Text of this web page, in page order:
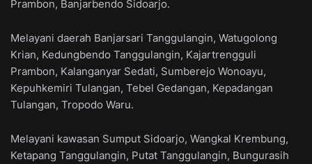
Prambon, Banjarbendo Sidoarjo.
Melayani daerah Banjarsari Tanggulangin, Watugolong
Krian, Kedungbendo Tanggulangin, Kajartrengguli
Prambon, Kalanganyar Sedati, Sumberejo Wonoayu,
Kepuhkemiri Tulangan, Tebel Gedangan, Kepadangan
Tulangan, Tropodo Waru.
Melayani kawasan Sumput Sidoarjo, Wangkal Krembung,
Ketapang Tanggulangin, Putat Tanggulangin, Bungurasih